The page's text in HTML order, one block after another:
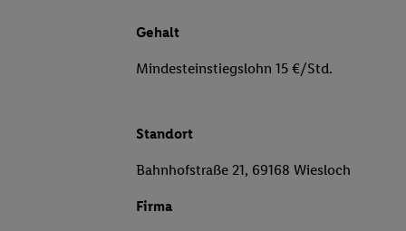
Gehalt
Mindesteinstiegslohn 15 €/Std.
Standort
Bahnhofstraße 21, 69168 Wiesloch
Firma